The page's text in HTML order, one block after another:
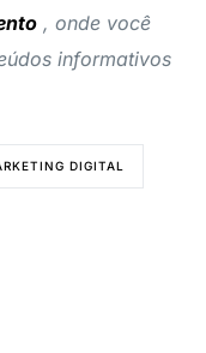
, onde você
informativos
DIGITAL